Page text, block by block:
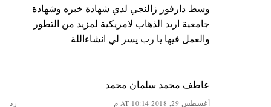
وسط دارفور زالنجي لدي شهادة خبره وشهادة
جامعية اريد الذهاب لامريكية لمزيد من التطور
والعمل فيها يا رب يسر لي انشاءاللة
عاطف محمد سلمان محمد
أغسطس 29, 2018 AT 10:14 م رد